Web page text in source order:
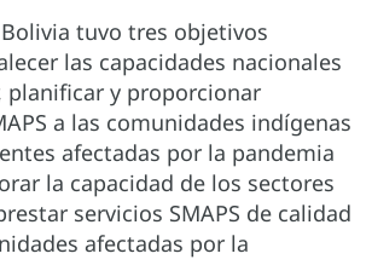
tuvo tres objetivos
las capacidades nacionales
planificar y proporcionar
a las comunidades indígenas
afectadas por la pandemia
la capacidad de los sectores
servicios SMAPS de calidad
afectadas por la